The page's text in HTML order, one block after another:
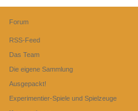
Forum
RSS-Feed
Das Team
Die eigene Sammlung
Ausgepackt!
Experimentier-Spiele und Spielzeuge